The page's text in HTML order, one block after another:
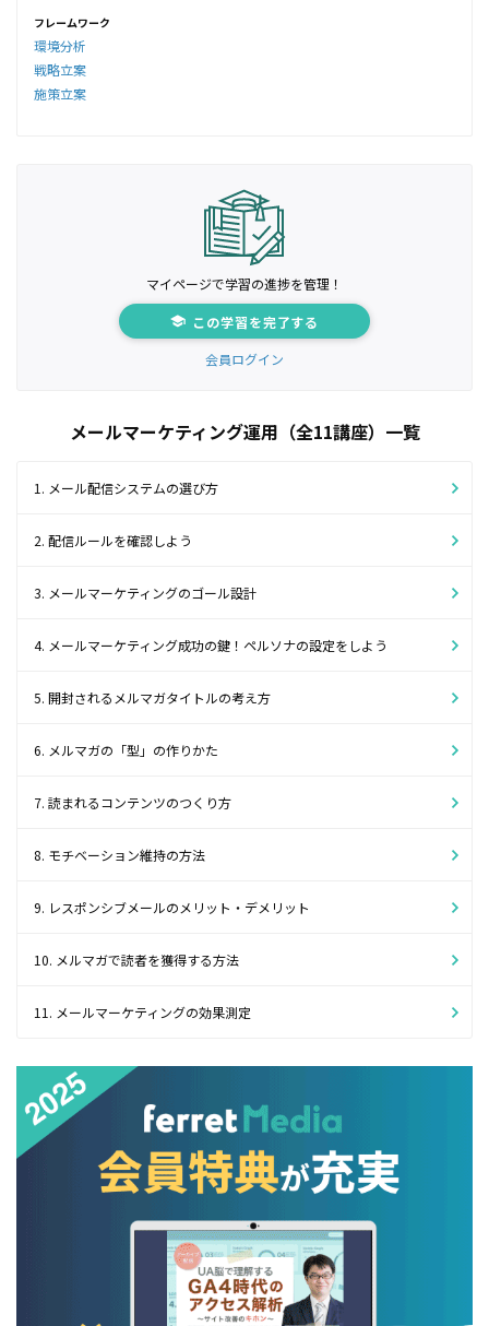
フレームワーク
環境分析
戦略立案
施策立案
マイページで学習の進捗を管理！
この学習を完了する
会員ログイン
メールマーケティング運用（全11講座）一覧
1. メール配信システムの選び方
2. 配信ルールを確認しよう
3. メールマーケティングのゴール設計
4. メールマーケティング成功の鍵！ペルソナの設定をしよう
5. 開封されるメルマガタイトルの考え方
6. メルマガの「型」の作りかた
7. 読まれるコンテンツのつくり方
8. モチベーション維持の方法
9. レスポンシブメールのメリット・デメリット
10. メルマガで読者を獲得する方法
11. メールマーケティングの効果測定